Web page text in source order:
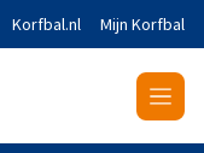
Korfbal.nl Mijn Korfbal